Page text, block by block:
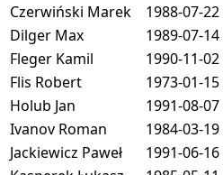
Czerwiński Marek
1988-07-22
Dilger Max
1989-07-14
Fleger Kamil
1990-11-02
Flis Robert
1973-01-15
Holub Jan
1991-08-07
Ivanov Roman
1984-03-19
Jackiewicz Paweł
1991-06-16